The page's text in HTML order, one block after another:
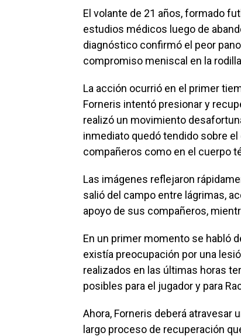
El volante de 21 años, formado
estudios médicos luego de
diagnóstico confirmó el peor
compromiso meniscal en la
La acción ocurrió en el primer
Forneris intentó presionar y
realizó un movimiento
inmediato quedó tendido sobre
compañeros como en el cuerpo
Las imágenes reflejaron
salió del campo entre lágrimas,
apoyo de sus compañeros,
En un primer momento se habló
existía preocupación por una
realizados en las últimas horas
posibles para el jugador y para
Ahora, Forneris deberá atravesar
largo proceso de recuperación